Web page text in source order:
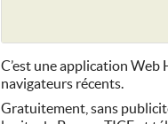
C’est une application
navigateurs récents.
Gratuitement, sans